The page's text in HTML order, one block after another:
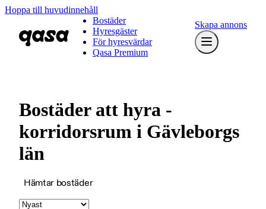
Hoppa till huvudinnehåll
Bostäder
Hyresgäster
För hyresvärdar
Qasa Premium
Skapa annons
Bostäder att hyra -
korridorsrum i Gävleborgs
län
Hämtar bostäder